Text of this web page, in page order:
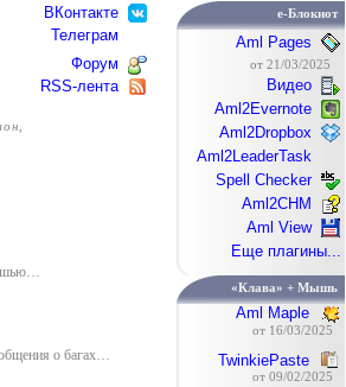
ВКонтакте
Телеграм
Форум
RSS-лента
о багах…
e-Блокнот
Aml Pages
от 21/03/2025
Видео
Aml2Evernote
Aml2Dropbox
Aml2LeaderTask
Spell Checker
Aml2CHM
Aml View
Еще плагины...
«Клава» + Мышь
Aml Maple
от 16/03/2025
TwinkiePaste
от 09/02/2025